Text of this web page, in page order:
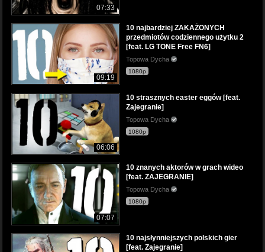
07:33
09:19
10 najbardziej ZAKAŻONYCH
przedmiotów codziennego użytku 2
[feat. LG TONE Free FN6]
Topowa Dycha
1080p
06:06
10 strasznych easter eggów [feat.
Zajegranie]
Topowa Dycha
1080p
07:07
10 znanych aktorów w grach wideo
[feat. ZAJEGRANIE]
Topowa Dycha
1080p
10 najsłynniejszych polskich gier
[feat. Zajegranie]